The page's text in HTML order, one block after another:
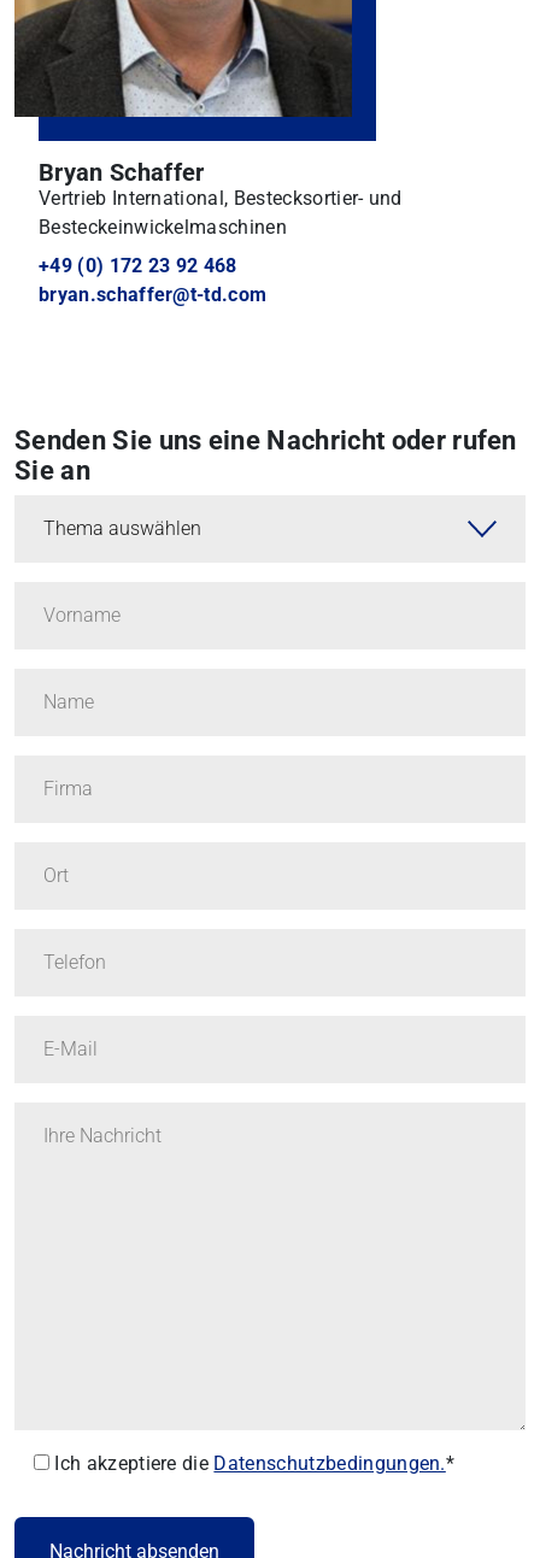
Bryan Schaffer
Vertrieb International, Bestecksortier- und
Besteckeinwickelmaschinen
+49 (0) 172 23 92 468
bryan.schaffer@t-td.com
Senden Sie uns eine Nachricht oder rufen
Sie an
Ich akzeptiere die Datenschutzbedingungen.*